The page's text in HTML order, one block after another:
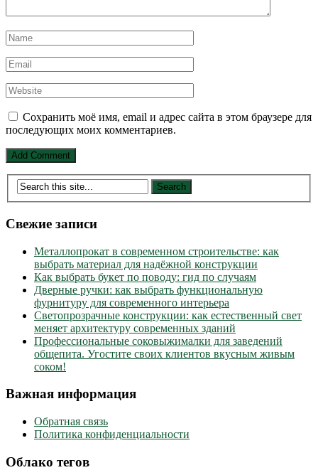
Сохранить моё имя, email и адрес сайта в этом браузере для
последующих моих комментариев.
Свежие записи
Металлопрокат в современном строительстве: как
выбрать материал для надёжной конструкции
Как выбрать букет по поводу: гид по случаям
Дверные ручки: как выбрать функциональную
фурнитуру для современного интерьера
Светопрозрачные конструкции: как естественный свет
меняет архитектуру современных зданий
Профессиональные соковыжималки для заведений
общепита. Угостите своих клиентов вкусным живым
соком!
Важная информация
Обратная связь
Политика конфиденциальности
Облако тегов